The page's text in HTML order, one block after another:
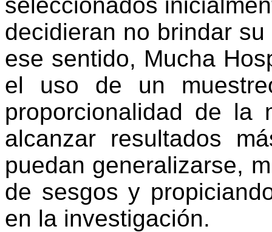
decidieran no brindar
ese sentido, Mucha
el uso de un
proporcionalidad de la
alcanzar resultados
puedan generalizarse,
de sesgos y
en la investigación.